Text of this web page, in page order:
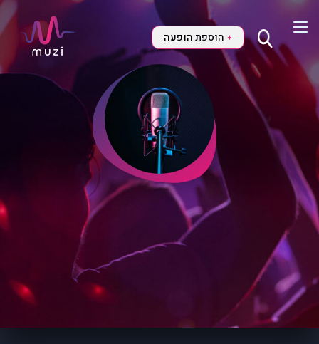
+ הוספת הופעה